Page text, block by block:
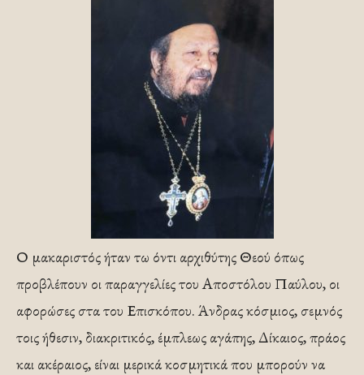
Ο μακαριστός ήταν τω όντι αρχιθύτης Θεού όπως
προβλέπουν οι παραγγελίες του Αποστόλου Παύλου, οι
αφορώσες στα του Επισκόπου. Άνδρας κόσμιος, σεμνός
τοις ήθεσιν, διακριτικός, έμπλεως αγάπης, Δίκαιος, πράος
και ακέραιος, είναι μερικά κοσμητικά που μπορούν να